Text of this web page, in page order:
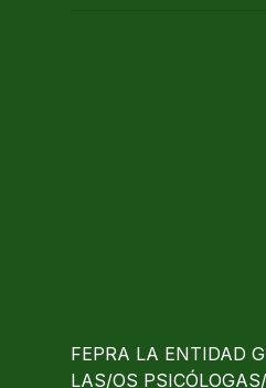
FEPRA LA ENTIDAD
LAS/OS